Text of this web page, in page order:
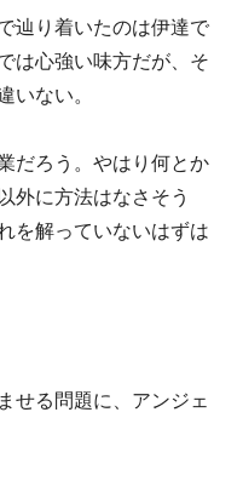
辿り着いたのは伊達で
は心強い味方だが、そ
いない。
だろう。やはり何とか
外に方法はなさそう
を解っていないはずは
せる問題に、アンジェ